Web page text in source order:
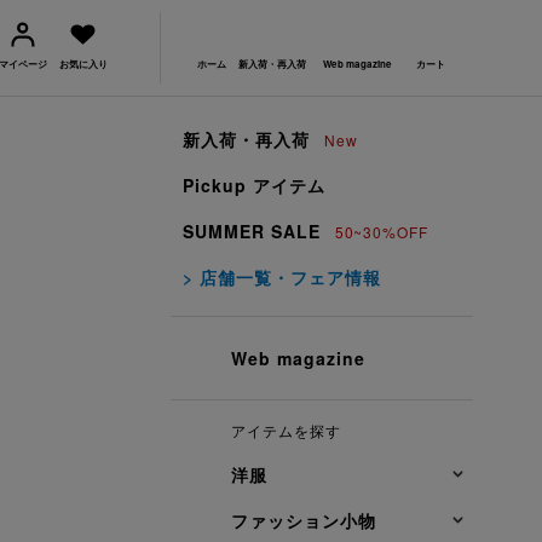
イページ お気に入り ホーム 新入荷・再入荷 Web magazine カート
新入荷・再入荷 New
Pickup アイテム
SUMMER SALE
50~30%OFF
> 店舗一覧・フェア情報
Web magazine
アイテムを探す
洋服
ファッション小物